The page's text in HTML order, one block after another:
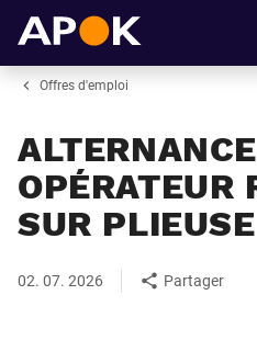
Offres d'emploi
OPÉRATEUR
SUR
02. 07. 2026 Partager